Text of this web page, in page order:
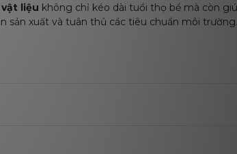
liệu không chỉ kéo dài tuổi thọ bể mà còn
sản xuất và tuân thủ các tiêu chuẩn môi trường.